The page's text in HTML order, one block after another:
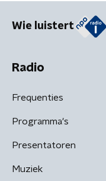
Wie luistert
Radio
Frequenties
Programma's
Presentatoren
Muziek